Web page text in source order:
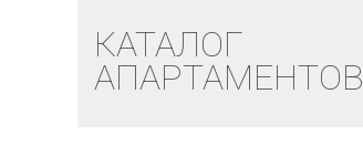
КАТАЛОГ
АПАРТАМЕНТОВ